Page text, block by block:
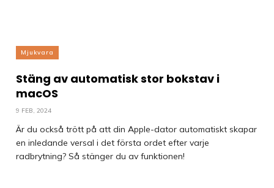
Mjukvara
Stäng av automatisk stor bokstav i
macOS
9 FEB, 2024
Är du också trött på att din Apple-dator automatiskt skapar
en inledande versal i det första ordet efter varje
radbrytning? Så stänger du av funktionen!